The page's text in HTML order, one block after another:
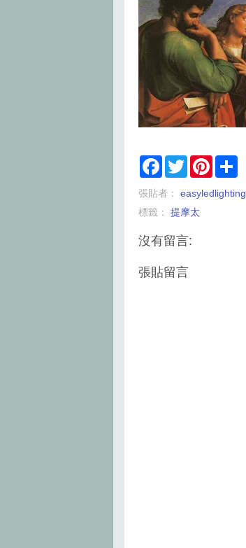
F
e
o
k
T
w
t
e
P
t
r
張貼者： easyledlighting
標籤： 提摩太
沒有留言:
張貼留言